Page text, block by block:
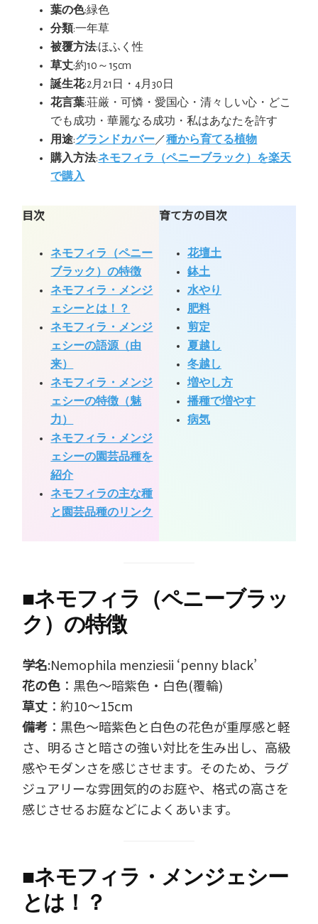
葉の色:緑色
分類:一年草
被覆方法:ほふく性
草丈:約10～15cm
誕生花:2月21日・4月30日
花言葉:荘厳・可憐・愛国心・清々しい心・どこ
でも成功・華麗なる成功・私はあなたを許す
用途:グランドカバー／種から育てる植物
購入方法:ネモフィラ（ペニーブラック）を楽天
で購入
目次
ネモフィラ（ペニー
ブラック）の特徴
ネモフィラ・メンジ
ェシーとは！？
ネモフィラ・メンジ
ェシーの語源（由
来）
ネモフィラ・メンジ
ェシーの特徴（魅
力）
ネモフィラ・メンジ
ェシーの園芸品種を
紹介
ネモフィラの主な種
と園芸品種のリンク
育て方の目次
花壇土
鉢土
水やり
肥料
剪定
夏越し
冬越し
増やし方
播種で増やす
病気
■ネモフィラ（ペニーブラッ
ク）の特徴
学名:Nemophila menziesii ‘penny black’
花の色 ：黒色～暗紫色・白色(覆輪)
草丈 ：約10～15cm
備考 ：黒色～暗紫色と白色の花色が重厚感と軽
さ、明るさと暗さの強い対比を生み出し、高級
感やモダンさを感じさせます。そのため、ラグ
ジュアリーな雰囲気的のお庭や、格式の高さを
感じさせるお庭などによくあいます。
■ネモフィラ・メンジェシー
とは！？